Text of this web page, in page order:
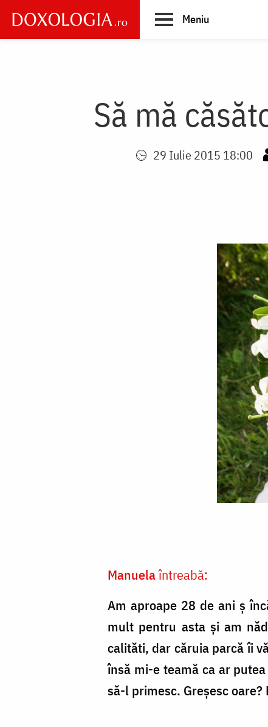
main
Meniu
Să mă
29 Iulie 2015 18:00
Manuelaîntreabă:
Am aproape 28 de ani ș
mult pentru asta și am
calităti, dar căruia parcă îi
însă mi-e teamă ca ar
să-l primesc. Greșesc